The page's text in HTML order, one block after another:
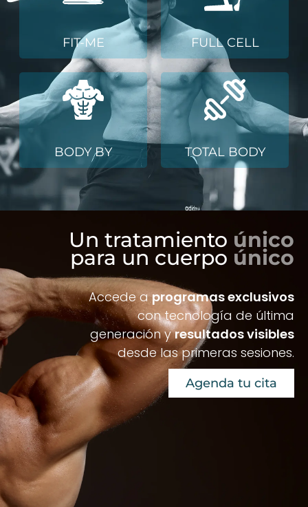
FIT-ME FULL CELL
BODY BY TOTAL BODY
Un tratamiento único
para un cuerpo único
Accede aprogramas exclusivos
con tecnología de última
generación yresultados visibles
desde las primeras sesiones.
Agenda tu cita